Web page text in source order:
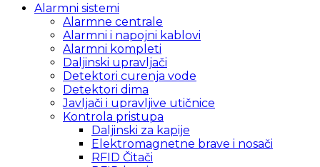
Alarmni sistemi
Alarmne centrale
Alarmni i napojni kablovi
Alarmni kompleti
Daljinski upravljači
Detektori curenja vode
Detektori dima
Javljači i upravljive utičnice
Kontrola pristupa
Daljinski za kapije
Elektromagnetne brave i nosači
RFID Čitači